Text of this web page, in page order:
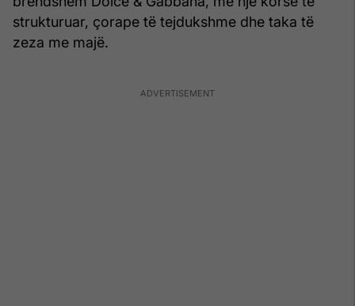
strukturuar, çorape të tejdukshme dhe taka të
zeza me majë.